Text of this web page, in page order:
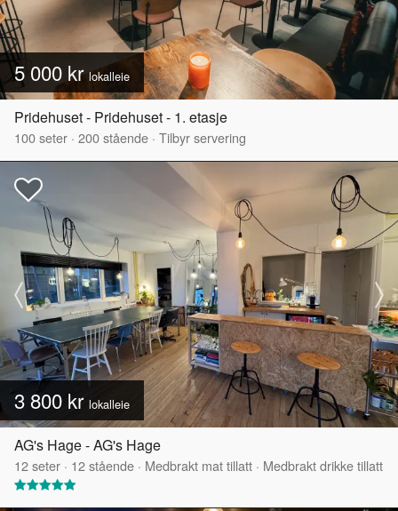
5 000 krlokalleie
Pridehuset - Pridehuset - 1. etasje
100seter · 200stående · Tilbyr servering
3 800 kr lokalleie
AG's Hage - AG's Hage
12seter · 12stående · Medbrakt mat tillatt · Medbrakt drikke tillatt